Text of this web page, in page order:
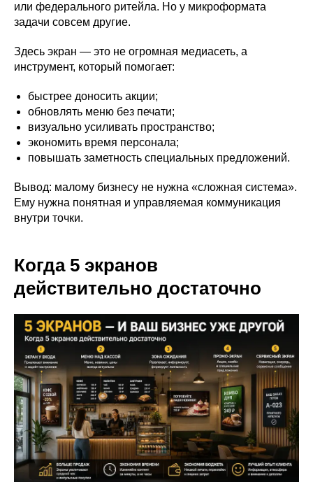
или федерального ритейла. Но у микроформата
задачи совсем другие.
Здесь экран — это не огромная медиасеть, а
инструмент, который помогает:
быстрее доносить акции;
обновлять меню без печати;
визуально усиливать пространство;
экономить время персонала;
повышать заметность специальных предложений.
Вывод: малому бизнесу не нужна «сложная система».
Ему нужна понятная и управляемая коммуникация
внутри точки.
Когда 5 экранов
действительно достаточно